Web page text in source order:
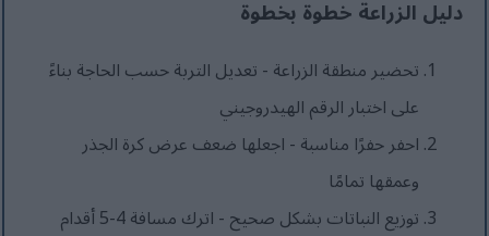
دليل الزراعة خطوة بخطوة
تحضير منطقة الزراعة - تعديل التربة حسب الحاجة بناءً
على اختبار الرقم الهيدروجيني
احفر حفرًا مناسبة - اجعلها ضعف عرض كرة الجذر
وعمقها تمامًا
توزيع النباتات بشكل صحيح - اترك مسافة 4-5 أقدام